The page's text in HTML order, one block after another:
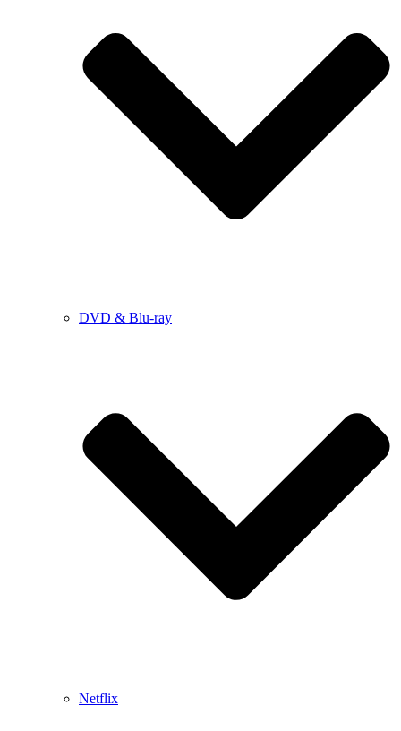
DVD & Blu-ray
Netflix